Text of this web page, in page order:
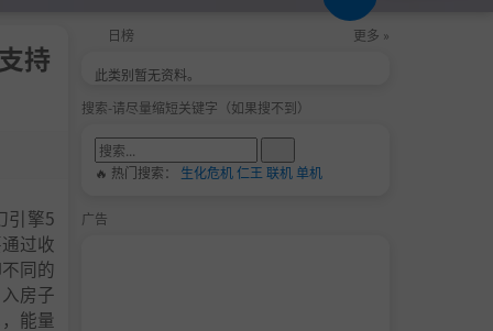
持
引擎5
过收
同的
房子
能量
日榜 更多 »
此类别暂无资料。
搜索-请尽量缩短关键字（如果搜不到）
🔥 热门搜索： 生化危机仁王 联机单机
广告